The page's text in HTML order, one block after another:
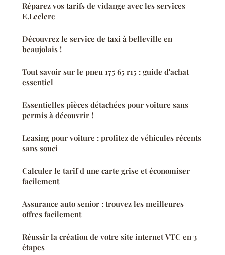
Réparez vos tarifs de vidange avec les services
E.Leclerc
Découvrez le service de taxi à belleville en
beaujolais !
Tout savoir sur le pneu 175 65 r15 : guide d'achat
essentiel
Essentielles pièces détachées pour voiture sans
permis à découvrir !
Leasing pour voiture : profitez de véhicules récents
sans souci
Calculer le tarif d une carte grise et économiser
facilement
Assurance auto senior : trouvez les meilleures
offres facilement
Réussir la création de votre site internet VTC en 3
étapes